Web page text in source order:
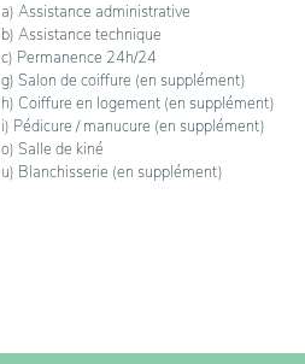
a) Assistance administrative
b) Assistance technique
c) Permanence 24h/24
g) Salon de coiffure (en supplément)
h) Coiffure en logement (en supplément)
i) Pédicure / manucure (en supplément)
o) Salle de kiné
u) Blanchisserie (en supplément)